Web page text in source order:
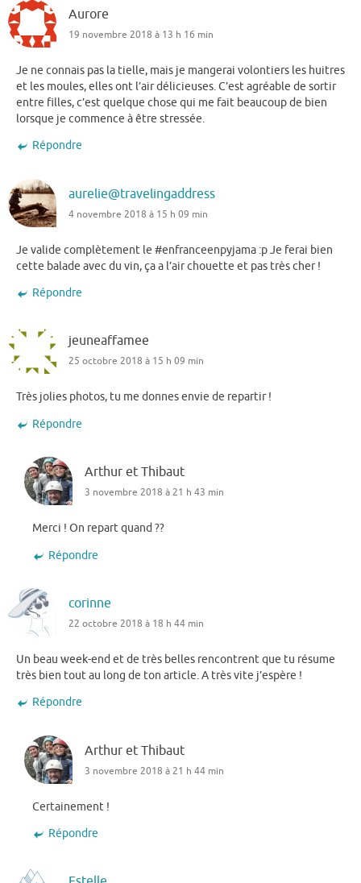
Aurore
19 novembre 2018 à 13 h 16 min
Je ne connais pas la tielle, mais je mangerai volontiers les huitres
et les moules, elles ont l’air délicieuses. C’est agréable de sortir
entre filles, c’est quelque chose qui me fait beaucoup de bien
lorsque je commence à être stressée.
Répondre
aurelie@travelingaddress
4 novembre 2018 à 15 h 09 min
Je valide complètement le #enfranceenpyjama :p Je ferai bien
cette balade avec du vin, ça a l’air chouette et pas très cher !
Répondre
jeuneaffamee
25 octobre 2018 à 15 h 09 min
Très jolies photos, tu me donnes envie de repartir !
Répondre
Arthur et Thibaut
3 novembre 2018 à 21 h 43 min
Merci ! On repart quand ??
Répondre
corinne
22 octobre 2018 à 18 h 44 min
Un beau week-end et de très belles rencontrent que tu résume
très bien tout au long de ton article. A très vite j’espère !
Répondre
Arthur et Thibaut
3 novembre 2018 à 21 h 44 min
Certainement !
Répondre